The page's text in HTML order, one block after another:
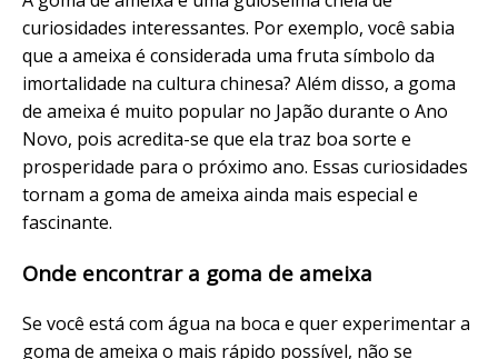
curiosidades interessantes. Por exemplo, você sabia
que a ameixa é considerada uma fruta símbolo da
imortalidade na cultura chinesa? Além disso, a goma
de ameixa é muito popular no Japão durante o Ano
Novo, pois acredita-se que ela traz boa sorte e
prosperidade para o próximo ano. Essas curiosidades
tornam a goma de ameixa ainda mais especial e
fascinante.
Onde encontrar a goma de ameixa
Se você está com água na boca e quer experimentar a
goma de ameixa o mais rápido possível, não se